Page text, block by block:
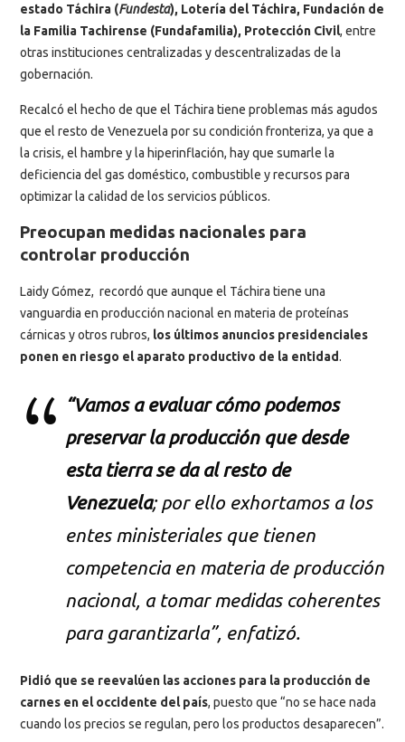
estado Táchira (Fundesta), Lotería del Táchira, Fundación de
la Familia Tachirense (Fundafamilia), Protección Civil, entre
otras instituciones centralizadas y descentralizadas de la
gobernación.
Recalcó el hecho de que el Táchira tiene problemas más agudos
que el resto de Venezuela por su condición fronteriza, ya que a
la crisis, el hambre y la hiperinflación, hay que sumarle la
deficiencia del gas doméstico, combustible y recursos para
optimizar la calidad de los servicios públicos.
Preocupan medidas nacionales para
controlar producción
Laidy Gómez, recordó que aunque el Táchira tiene una
vanguardia en producción nacional en materia de proteínas
cárnicas y otros rubros, los últimos anuncios presidenciales
ponen en riesgo el aparato productivo de la entidad.
“Vamos a evaluar cómo podemos
preservar la producción que desde
esta tierra se da al resto de
Venezuela; por ello exhortamos a los
entes ministeriales que tienen
competencia en materia de producción
nacional, a tomar medidas coherentes
para garantizarla”, enfatizó.
Pidió que se reevalúen las acciones para la producción de
carnes en el occidente del país, puesto que “no se hace nada
cuando los precios se regulan, pero los productos desaparecen”.